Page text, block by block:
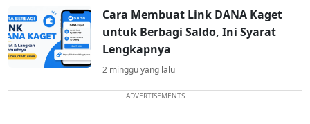
Cara Membuat Link DANA Kaget
untuk Berbagi Saldo, Ini Syarat
Lengkapnya
2 minggu yang lalu
ADVERTISEMENTS